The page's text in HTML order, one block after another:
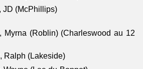
JD (McPhillips)
Myrna (Roblin) (Charleswood au 12
Ralph (Lakeside)